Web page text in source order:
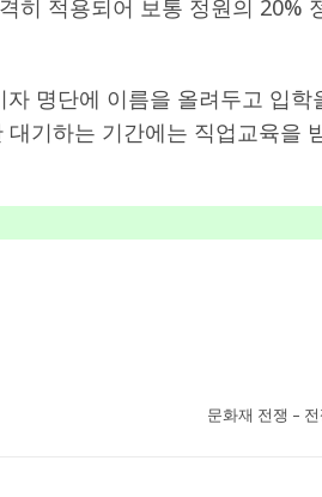
히 적용되어 보통 정원의 20%
명단에 이름을 올려두고 입학
기하는 기간에는 직업교육을
문화재 전쟁 –